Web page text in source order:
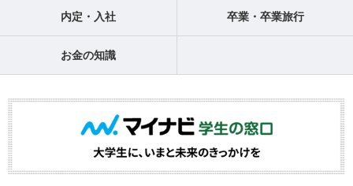
内定・入社 卒業・卒業旅行
お金の知識